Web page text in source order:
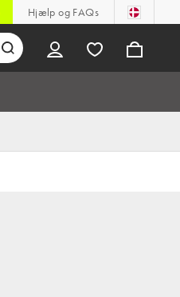
Hjælp og FAQs